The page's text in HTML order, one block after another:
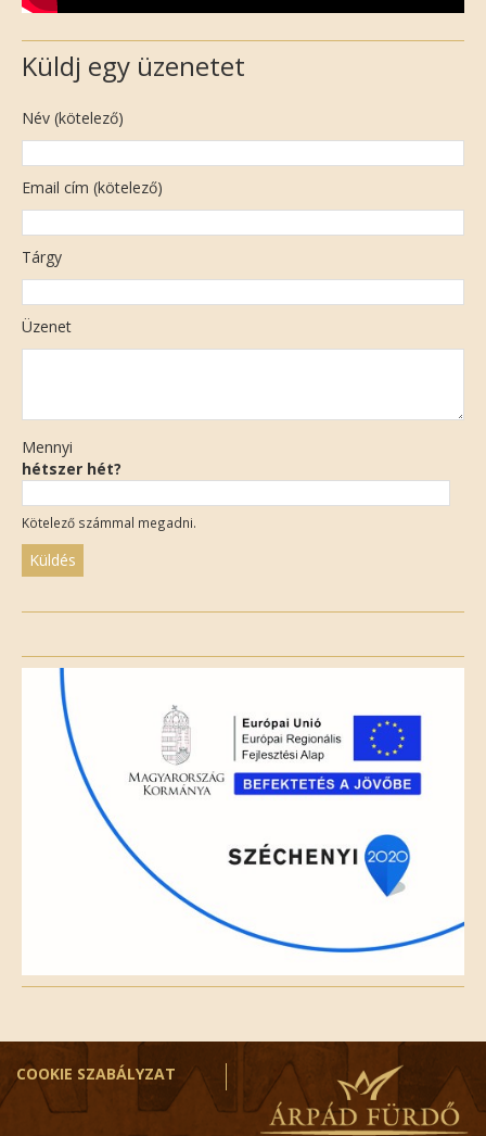
Küldj egy üzenetet
Név (kötelező)
Email cím (kötelező)
Tárgy
Üzenet
Mennyi
hétszer hét?
Kötelező számmal megadni.
field
empty.
COOKIE SZABÁLYZAT